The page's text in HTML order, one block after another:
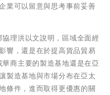
業可以留意與思考事前妥善
理洪以文說明，區域全面經
響，還是在於提高貨品貿易
商主要的製造基地還是在亞
製造基地與市場分布在亞太
條件，進而取得更優惠的關